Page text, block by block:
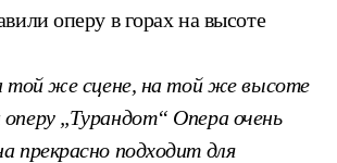
оперу в горах на высоте
той же сцене, на той же высоте
„Турандот“ Опера очень
прекрасно подходит для